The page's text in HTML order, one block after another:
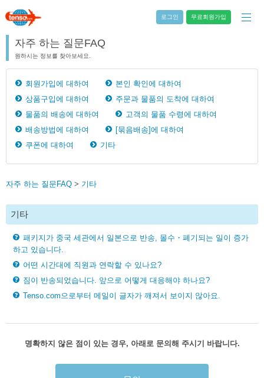
로그인 무료회원가입
자주 하는 질문FAQ
원하시는 정보를 찾아보세요.
회원가입에 대하여
본인 확인에 대하여
상품구입에 대하여
주문과 물품의 도착에 대하여
물품의 배송에 대하여
고객의 물품 수령에 대하여
배송방법에 대하여
[묶음배송]에 대하여
쿠폰에 대하여
기타
자주 하는 질문FAQ > 기타
기타
패키지가 중국 세관에서 일본으로 반송, 몰수・폐기되는 일이 증가
하고 있습니다.
어떤 시간대에 직원과 연락할 수 있나요?
짐이 반송되었습니다. 앞으로 어떻게 대응해야 하나요?
Tenso.com으로부터 메일이 글자가 깨져서 보이지 않아요.
명확하지 않은 점이 있는 경우, 아래로 문의해 주시기 바랍니다.